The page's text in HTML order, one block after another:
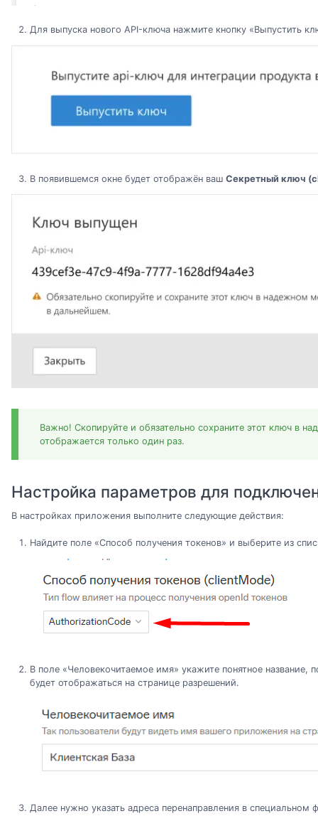
Для выпуска нового API-ключа нажмите кнопку «Выпустить
В появившемся окне будет отображён ваш Секретный ключ
Важно! Скопируйте и обязательно сохраните этот ключ в
отображается только один раз.
Настройка параметров для
В настройках приложения выполните следующие действия:
Найдите поле «Способ получения токенов» и выберите из
В поле «Человекочитаемое имя» укажите понятное
будет отображаться на странице разрешений.
Далее нужно указать адреса перенаправления в специальном